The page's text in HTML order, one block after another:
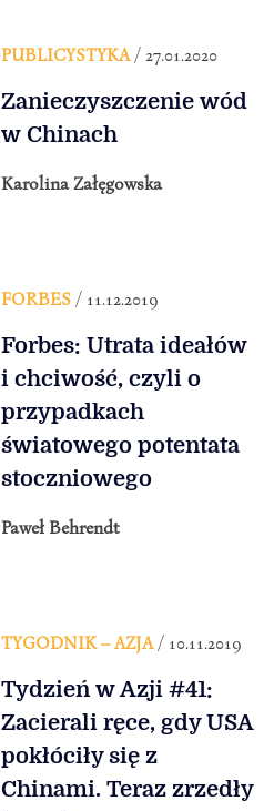
PUBLICYSTYKA/ 27.01.2020
Zanieczyszczenie wód
w Chinach
Karolina Załęgowska
FORBES/ 11.12.2019
Forbes: Utrata ideałów
i chciwość, czyli o
przypadkach
światowego potentata
stoczniowego
Paweł Behrendt
TYGODNIK – AZJA/ 10.11.2019
Tydzień w Azji #41:
Zacierali ręce, gdy USA
pokłóciły się z
Chinami. Teraz zrzedły